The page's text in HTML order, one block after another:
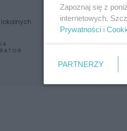
lokalnych
Zapoznaj się z
internetowych.
Prywatności i
PARTNERZY